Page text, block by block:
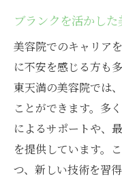
パートさんの魅
ブランクが
美容院復帰
パートタイ
美容院での
魅力ある職
地域コミュ
ブランクを活かし
美容院でのキャリア
に不安を感じる方も
東天満の美容院では
ことができます。多
によるサポートや、
を提供しています。
つ、新しい技術を習